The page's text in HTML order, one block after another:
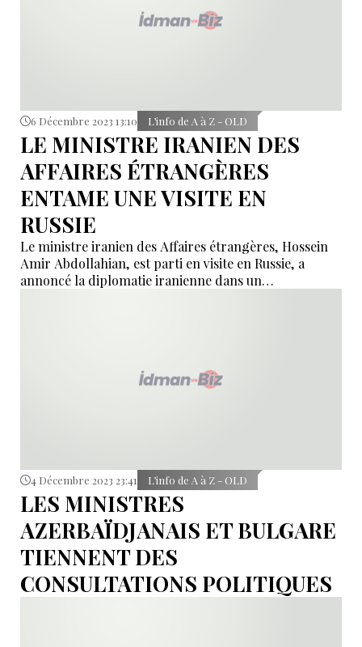
6 Décembre 2023 13:10 L’info de A à Z - OLD
LE MINISTRE IRANIEN DES
AFFAIRES ÉTRANGÈRES
ENTAME UNE VISITE EN
RUSSIE
Le ministre iranien des Affaires étrangères, Hossein
Amir Abdollahian, est parti en visite en Russie, a
annoncé la diplomatie iranienne dans un
4 Décembre 2023 23:41 L’info de A à Z - OLD
LES MINISTRES
AZERBAÏDJANAIS ET BULGARE
TIENNENT DES
CONSULTATIONS POLITIQUES